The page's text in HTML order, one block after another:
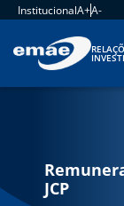
InstitucionalA+A-
JCP